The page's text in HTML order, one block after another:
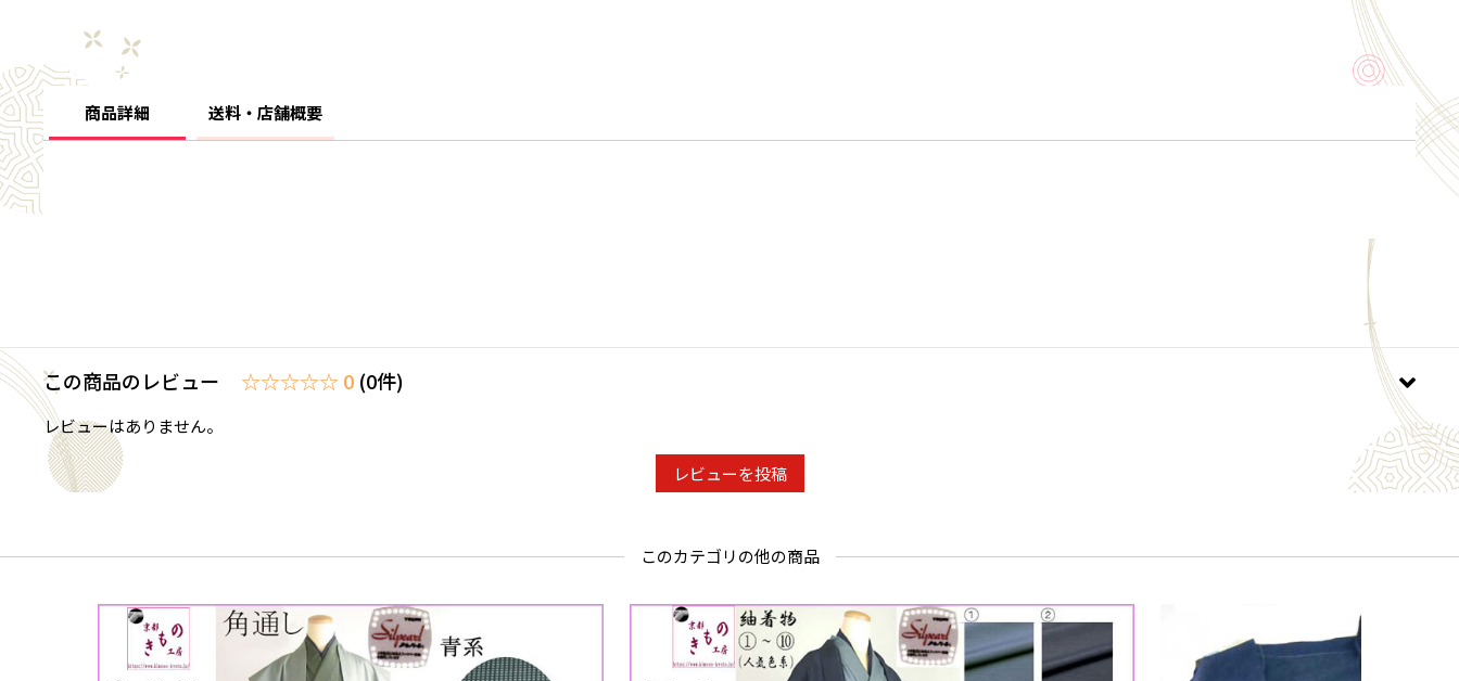
素材 ポリエステル100％
※ご希望のサイズ【Ｓ・Ｍ・Ｌ・ＬＬ】については、購入時に
「ご注文手続き」画面の「お問い合わせ欄」に必ずご入力してい
商品詳細 送料・店舗概要
この商品のレビュー ☆☆☆☆☆ 0 (0件)
レビューはありません。
レビューを投稿
このカテゴリの他の商品